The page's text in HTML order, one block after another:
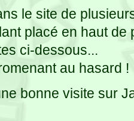
le site de
placé en haut de
ci-dessous...
au hasard !
bonne visite sur